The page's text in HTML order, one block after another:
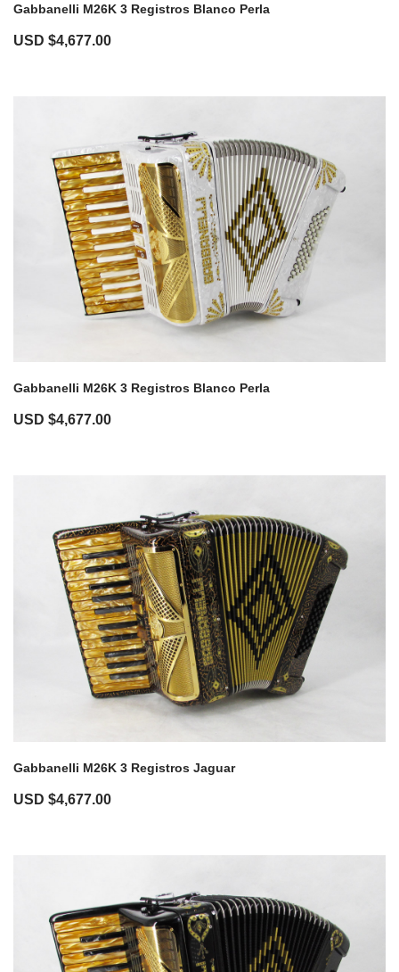
Gabbanelli M26K 3 Registros Blanco Perla
USD $4,677.00
Gabbanelli M26K 3 Registros Blanco Perla
USD $4,677.00
Gabbanelli M26K 3 Registros Jaguar
USD $4,677.00